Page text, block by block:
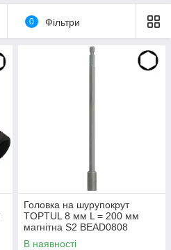
0 Фільтри
Головка на шурупокрут
TOPTUL 8 мм L = 200 мм
магнітна S2 BEAD0808
В наявності